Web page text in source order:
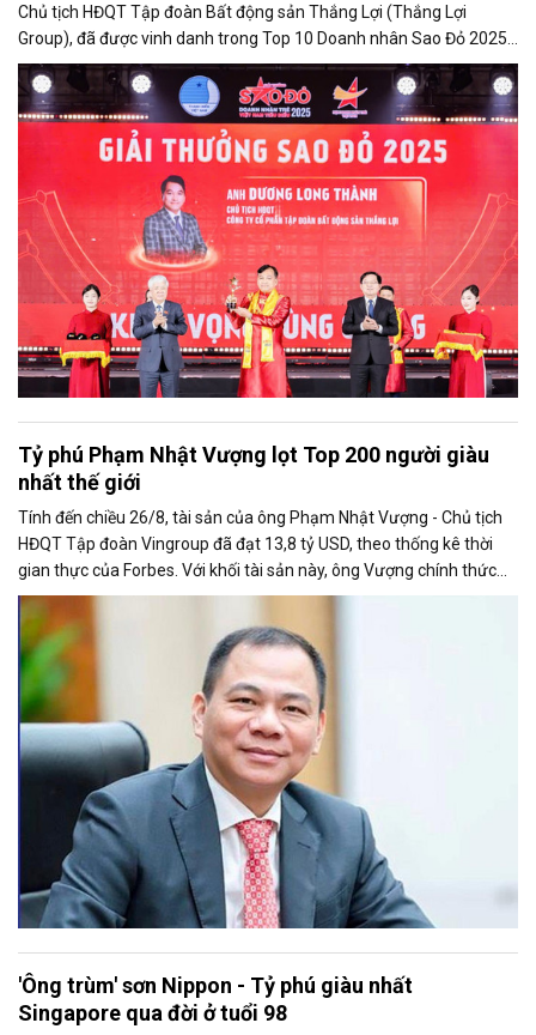
Chủ tịch HĐQT Tập đoàn Bất động sản Thắng Lợi (Thắng Lợi
Group), đã được vinh danh trong Top 10 Doanh nhân Sao Đỏ 2025 -
giải thưởng uy tín dành cho các doanh nhân trẻ tiêu biểu của Việt
Nam.
Tỷ phú Phạm Nhật Vượng lọt Top 200 người giàu
nhất thế giới
Tính đến chiều 26/8, tài sản của ông Phạm Nhật Vượng - Chủ tịch
HĐQT Tập đoàn Vingroup đã đạt 13,8 tỷ USD, theo thống kê thời
gian thực của Forbes. Với khối tài sản này, ông Vượng chính thức
đứng thứ 193 trong danh sách những người giàu nhất hành tinh,
đồng thời là người Việt đầu tiên lọt vào Top 200 của bảng xếp hạng
này.
'Ông trùm' sơn Nippon - Tỷ phú giàu nhất
Singapore qua đời ở tuổi 98